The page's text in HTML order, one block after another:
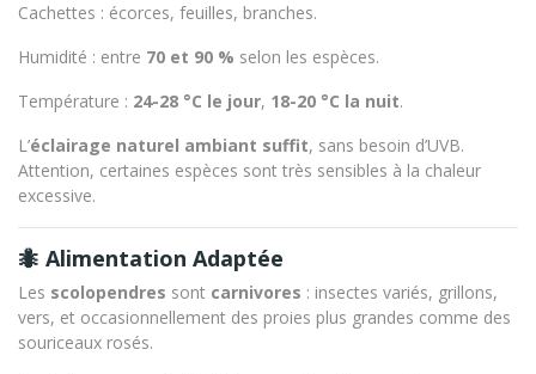
Cachettes : écorces, feuilles, branches.
Humidité : entre 70 et 90 % selon les espèces.
Température : 24-28 °C le jour, 18-20 °C la nuit.
L’éclairage naturel ambiant suffit, sans besoin d’UVB.
Attention, certaines espèces sont très sensibles à la chaleur
excessive.
🐜 Alimentation Adaptée
Les scolopendres sont carnivores : insectes variés, grillons,
vers, et occasionnellement des proies plus grandes comme des
souriceaux rosés.